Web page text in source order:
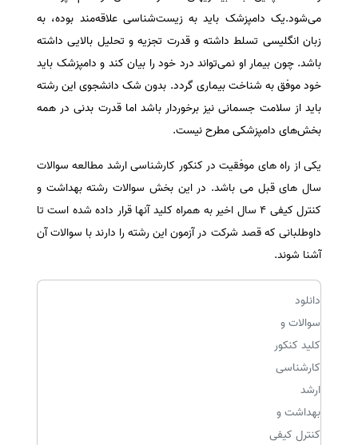
سفارش تولید محتوا
سفارش ترجمه همزمان
سفارش چکیده گرافیکی
سفارش تهیه کاورلتر
سفارش انگیزه‌نامه‌SOP
می‌شود.یک دامپزشک‌ باید به‌ زیست‌شناسی‌ علاقه‌مند بوده‌، به‌
زبان‌ انگلیسی‌ تسلط‌ داشته‌ و قدرت‌ تجزیه‌ و تحلیل‌ بالایی‌ داشته‌
باشد. چون‌ بیمار او نمی‌تواند درد خود را بیان‌ کند و دامپزشک‌ باید
خود موفق‌ به‌ شناخت‌ بیماری‌ گردد. بدون‌ شک‌ دانشجوی‌ این‌ رشته‌
باید از سلامت‌ جسمانی‌ نیز برخوردار باشد اما قدرت‌ بدنی‌ در همه‌
بخش‌های‌ دامپزشکی‌ مطرح‌ نیست‌.
یکی از راه های موفقیت در کنکور کارشناسی ارشد مطالعه سوالات
سال های قبل می باشد. در این بخش سوالات رشته بهداشت و
کنترل کیفی 4 سال اخیر به همراه کلید آنها قرار داده شده است تا
داوطلبانی که قصد شرکت در آزمون این رشته را دارند با سوالات آن
آشنا شوند.
دانلود
سوالات و
کلید کنکور
کارشناسی
ارشد
بهداشت و
کنترل کیفی